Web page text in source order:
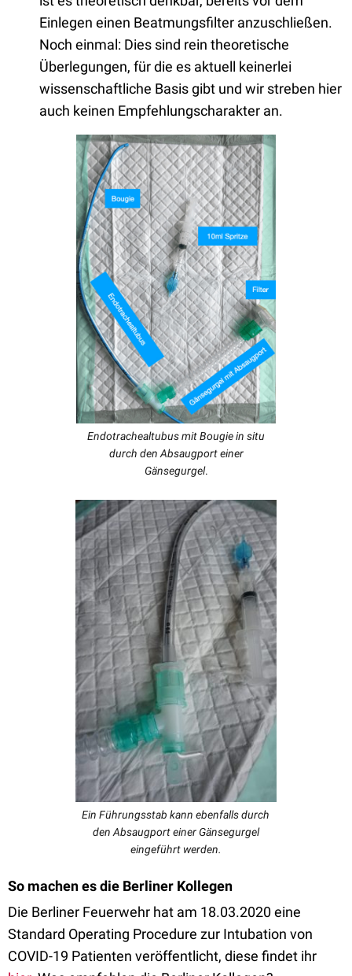
Einlegen einen Beatmungsfilter anzuschließen.
Noch einmal: Dies sind rein theoretische
Überlegungen, für die es aktuell keinerlei
wissenschaftliche Basis gibt und wir streben hier
auch keinen Empfehlungscharakter an.
Endotrachealtubus mit Bougie in situ
durch den Absaugport einer
Gänsegurgel.
Ein Führungsstab kann ebenfalls durch
den Absaugport einer Gänsegurgel
eingeführt werden.
So machen es die Berliner Kollegen
Die Berliner Feuerwehr hat am 18.03.2020 eine
Standard Operating Procedure zur Intubation von
COVID-19 Patienten veröffentlicht, diese findet ihr